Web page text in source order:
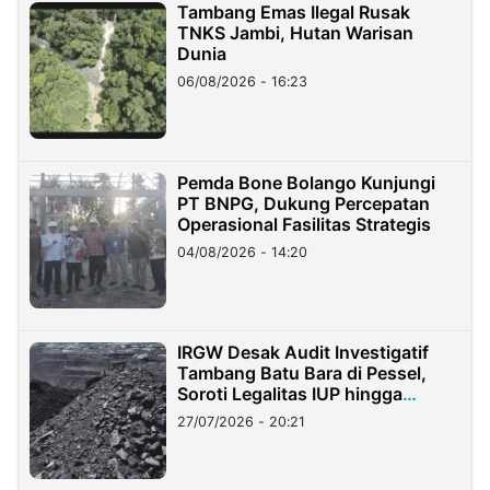
Tambang Emas Ilegal Rusak
TNKS Jambi, Hutan Warisan
Dunia
06/08/2026 - 16:23
Pemda Bone Bolango Kunjungi
PT BNPG, Dukung Percepatan
Operasional Fasilitas Strategis
04/08/2026 - 14:20
IRGW Desak Audit Investigatif
Tambang Batu Bara di Pessel,
Soroti Legalitas IUP hingga
Stockpile
27/07/2026 - 20:21